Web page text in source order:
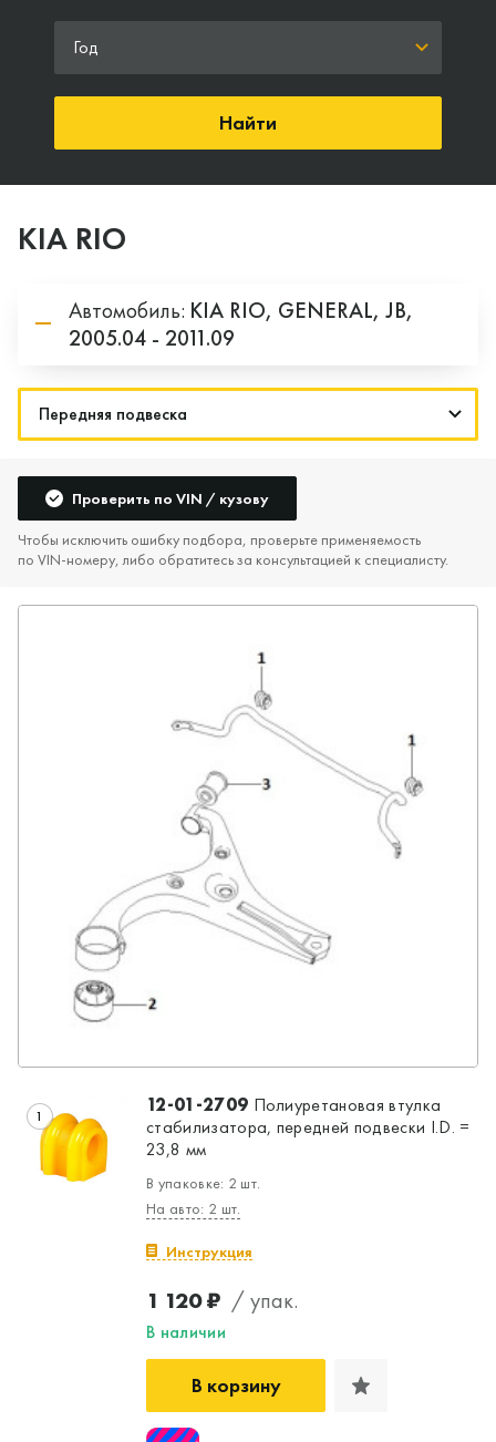
Год
Найти
KIA RIO
Автомобиль: KIA RIO, GENERAL, JB,
2005.04 - 2011.09
Проверить по VIN / кузову
Чтобы исключить ошибку подбора, проверьте применяемость
по VIN‑номеру, либо обратитесь за консультацией к специалисту.
1 12-01-2709 Полиуретановая втулка
стабилизатора, передней подвески I.D. =
23,8 мм
В упаковке: 2 шт.
На авто: 2 шт.
Инструкция
1 120 ₽ / упак.
В наличии
В корзину